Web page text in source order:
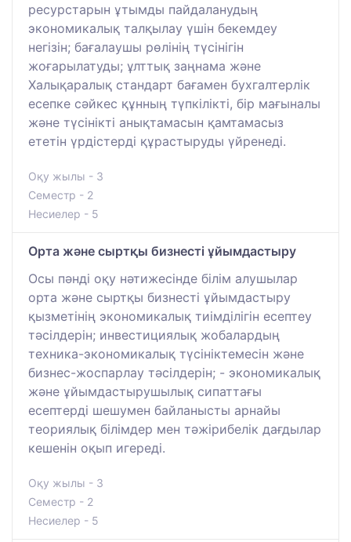
ресурстарын ұтымды пайдаланудың
экономикалық талқылау үшін бекемдеу
негізін; бағалаушы рөлінің түсінігін
жоғарылатуды; ұлттық заңнама жəне
Халықаралық стандарт бағамен бухгалтерлік
есепке сəйкес құнның түпкілікті, бір мағыналы
жəне түсінікті анықтамасын қамтамасыз
ететін үрдістерді құрастыруды үйренеді.
Оқу жылы - 3
Семестр - 2
Несиелер - 5
Орта және сыртқы бизнесті ұйымдастыру
Осы пәнді оқу нәтижесінде білім алушылар
орта және сыртқы бизнесті ұйымдастыру
қызметінің экономикалық тиімділігін есептеу
тәсілдерін; инвестициялық жобалардың
техника-экономикалық түсініктемесін және
бизнес-жоспарлау тәсілдерін; - экономикалық
және ұйымдастырушылық сипаттағы
есептерді шешумен байланысты арнайы
теориялық білімдер мен тәжірибелік дағдылар
кешенін оқып игереді.
Оқу жылы - 3
Семестр - 2
Несиелер - 5